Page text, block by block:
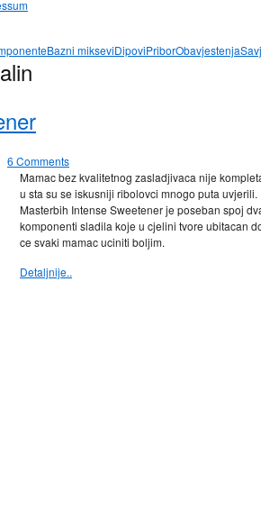
Bazni mikseviDipoviPriborObavjestenja
6 Comments
Mamac bez kvalitetnog zasladjivaca nije
u sta su se iskusniji ribolovci mnogo puta uvjerili.
Masterbih Intense Sweetener je poseban spoj
komponenti sladila koje u cjelini tvore ubitacan
ce svaki mamac uciniti boljim.
Detaljnije..